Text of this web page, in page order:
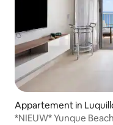
Appartement in
*NIEUW* Yunque